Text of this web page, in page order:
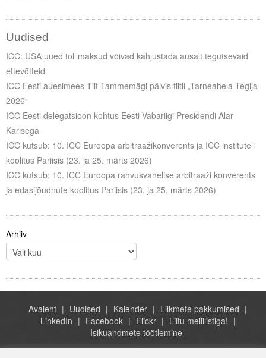
Uudised
ICC: USA uued tollimaksud võivad kahjustada ausalt tegutsevaid
ettevõtteid
ICC Eesti auesimees Tiit Tammemägi pälvis tiitli „Tarneahela Tegija
2026“
ICC Eesti delegatsioon kohtus Eesti Vabariigi Presidendi Alar
Karisega
ICC kutsub: 10. ICC Euroopa arbitraažikonverents ja ICC institute’i
koolitus Pariisis (23. ja 25. märts 2026)
ICC kutsub: 10. ICC Euroopa rahvusvahelise arbitraaži konverents
ja edasijõudnute koolitus Pariisis (23. ja 25. märts 2026)
Arhiiv
Avaleht Uudised Kalender
Liikmete pakkumised
LinkedIn
Facebook Flickr
Liitu meililistiga!
Isikuandmete töötlemine